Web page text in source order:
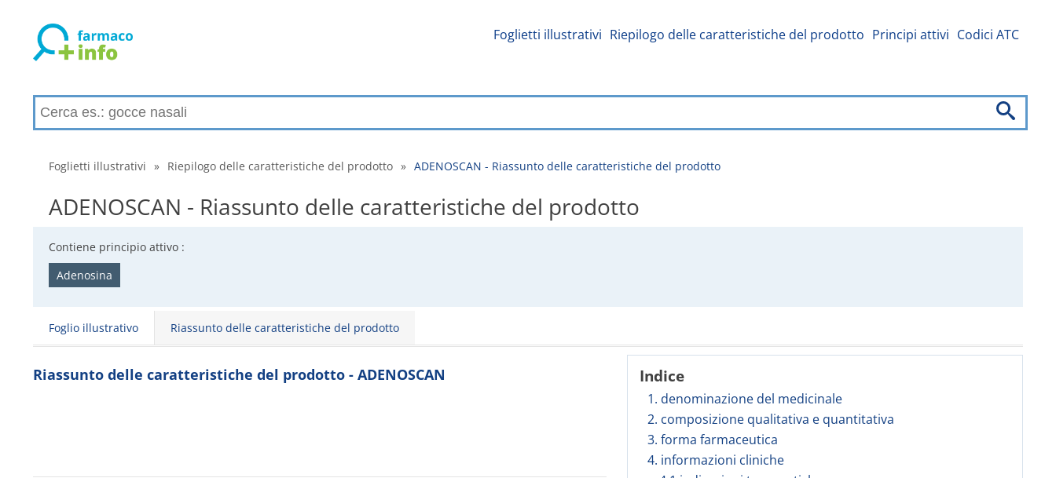
Foglietti illustrativi Riepilogo delle caratteristiche del prodotto Principi attivi Codici ATC
Foglietti illustrativi » Riepilogo delle caratteristiche del prodotto » ADENOSCAN - Riassunto delle caratteristiche del prodotto
ADENOSCAN - Riassunto delle caratteristiche del prodotto
Contiene principio attivo :
Adenosina
Foglio illustrativo Riassunto delle caratteristiche del prodotto
Indice
1. denominazione del medicinale
2. composizione qualitativa e quantitativa
3. forma farmaceutica
4. informazioni cliniche
Riassunto delle caratteristiche del prodotto - ADENOSCAN